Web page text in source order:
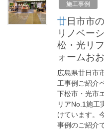
施工事例
廿日市市の「想いを形に！！」店舗
リノベー
松・光リ
ォームお
広島県廿日市
工事例ご紹介
下松市・光市
リアNo.1施工
けています。
事例のご紹介